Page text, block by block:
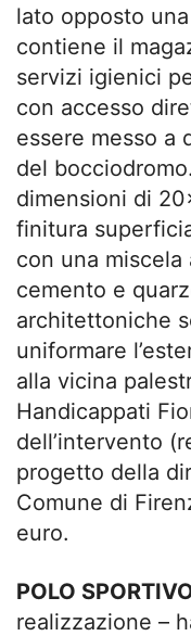
lato opposto
contiene il
servizi igienici
con accesso
essere messo a
del
dimensioni di
finitura
con una
cemento e
architettoniche
uniformare
alla vicina
Handicappati
dell’intervento
progetto della
Comune di
euro.
POLO
realizzazione –